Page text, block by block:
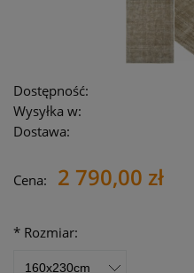
Dostępność:
Wysyłka w:
Dostawa:
Cena nie zawiera
Cena: 2 790,00 zł
* Rozmiar: